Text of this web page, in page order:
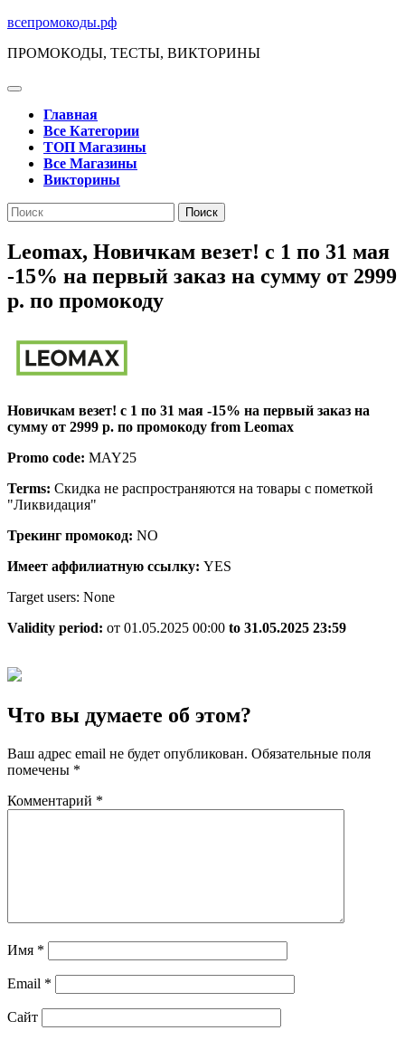
Перейти
содержимому
всепромокоды.рф
ПРОМОКОДЫ, ТЕСТЫ, ВИКТОРИНЫ
Кнопка
ОткрытьГлавная
Все Категории
ТОП Магазины
Все Магазины
Викторины
Кнопка
Закрыть
Поиск
по:
Leomax, Новичкам везет! с 1 по 31 мая
-15% на первый заказ на сумму от 2999
р. по промокоду
Новичкам везет! с 1 по 31 мая -15% на первый заказ на
сумму от 2999 р. по промокоду from Leomax
Promo code: MAY25
Terms: Скидка не распространяются на товары с пометкой
"Ликвидация"
Трекинг промокод: NO
Имеет аффилиатную ссылку: YES
Target users: None
Validity period: от 01.05.2025 00:00 to 31.05.2025 23:59
Что вы думаете об этом?
Ваш адрес email не будет опубликован. Обязательные поля
помечены *
Комментарий *
Имя *
Email *
Сайт